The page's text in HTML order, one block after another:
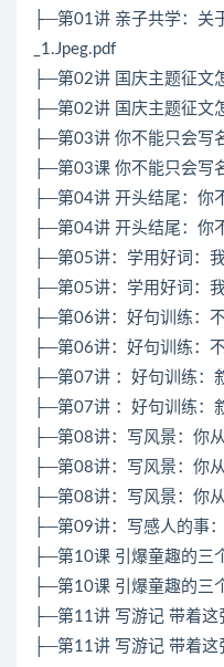
├─第01讲 亲子共学：关
_1.Jpeg.pdf
├─第02讲 国庆主题征文
├─第02讲 国庆主题征文
├─第03讲 你不能只会写
├─第03课 你不能只会写
├─第04讲 开头结尾：你
├─第04讲 开头结尾：你
├─第05讲：学用好词：
├─第05讲：学用好词：
├─第06讲：好句训练：
├─第06讲：好句训练：
├─第07讲 ：好句训练：
├─第07讲 ：好句训练：
├─第08讲：写风景：你
├─第08讲：写风景：你
├─第08讲：写风景：你
├─第09讲：写感人的事
├─第10课 引爆童趣的三
├─第10课 引爆童趣的三
├─第11讲 写游记 带着
├─第11讲 写游记 带着这